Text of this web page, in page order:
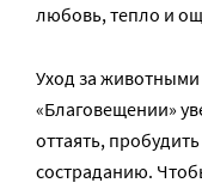
любовь, тепло и
Уход за животными
«Благовещении»
оттаять,
состраданию.